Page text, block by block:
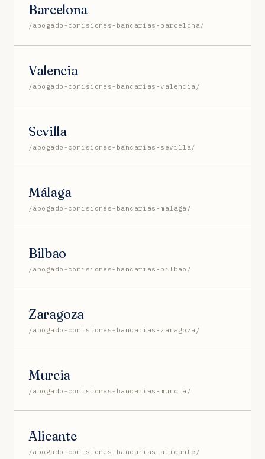
Barcelona
/abogado-comisiones-bancarias-barcelona/
Valencia
/abogado-comisiones-bancarias-valencia/
Sevilla
/abogado-comisiones-bancarias-sevilla/
Málaga
/abogado-comisiones-bancarias-malaga/
Bilbao
/abogado-comisiones-bancarias-bilbao/
Zaragoza
/abogado-comisiones-bancarias-zaragoza/
Murcia
/abogado-comisiones-bancarias-murcia/
Alicante
/abogado-comisiones-bancarias-alicante/